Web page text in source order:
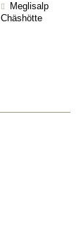
Meglisalp
Chäshötte